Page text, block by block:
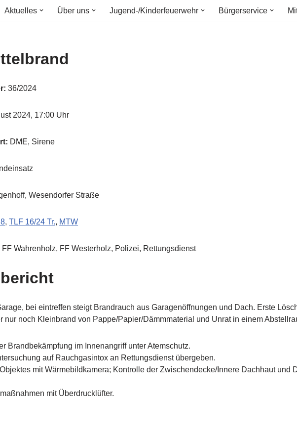
Aktuelles Über uns Jugend-/Kinderfeuerwehr Bürgerservice
36/2024
2024, 17:00 Uhr
DME, Sirene
Wesendorfer Straße
,TLF 16/24 Tr., MTW
FF Wahrenholz, FF Westerholz, Polizei, Rettungsdienst
bei eintreffen steigt Brandrauch aus Garagenöffnungen und Dach. Erste
nur noch Kleinbrand von Pappe/Papier/Dämmmaterial und Unrat in einem
Brandbekämpfung im Innenangriff unter Atemschutz.
auf Rauchgasintox an Rettungsdienst übergeben.
mit Wärmebildkamera; Kontrolle der Zwischendecke/Innere Dachhaut und
mit Überdrucklüfter.